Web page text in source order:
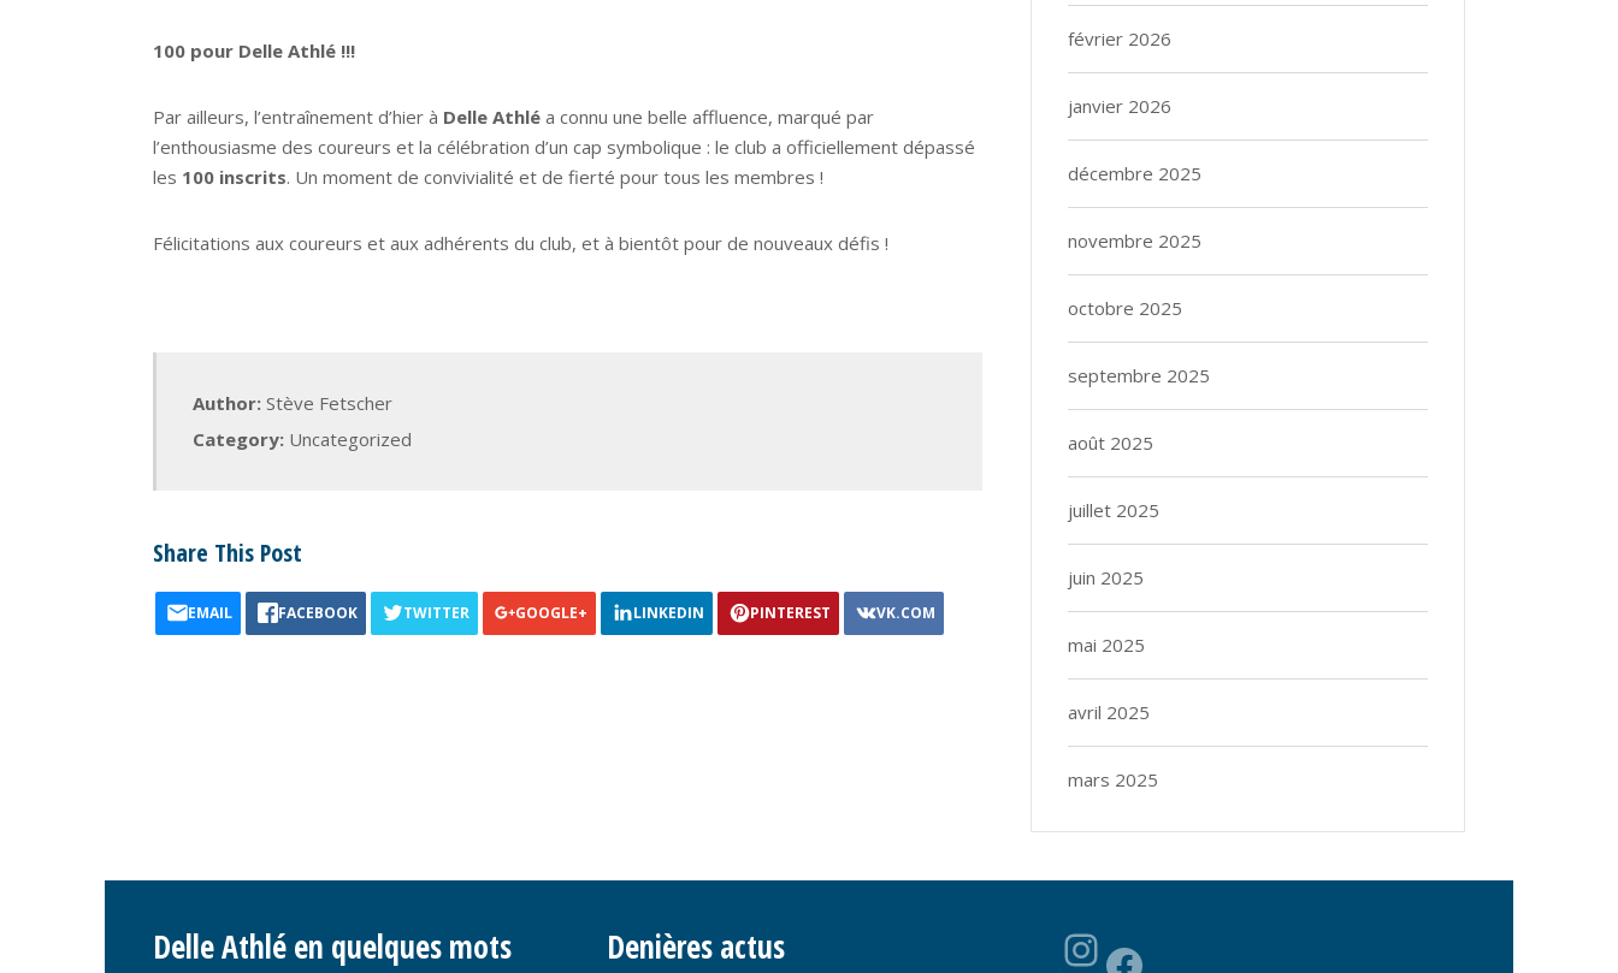
100 pour Delle Athlé !!!
Par ailleurs, l’entraînement d’hier à Delle Athlé a connu une belle affluence, marqué par
l’enthousiasme des coureurs et la célébration d’un cap symbolique : le club a officiellement dépassé
les 100 inscrits. Un moment de convivialité et de fierté pour tous les membres !
Félicitations aux coureurs et aux adhérents du club, et à bientôt pour de nouveaux défis !
Author: Stève Fetscher
Category: Uncategorized
Share This Post
EMAIL FACEBOOK TWITTER GOOGLE+ LINKEDIN PINTEREST VK.COM
février 2026
janvier 2026
décembre 2025
novembre 2025
octobre 2025
septembre 2025
août 2025
juillet 2025
juin 2025
mai 2025
avril 2025
mars 2025
Delle Athlé en quelques mots Denières actus Instagram